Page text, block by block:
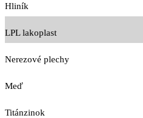
Hliník
LPL lakoplast
Nerezové plechy
Meď
Titánzinok